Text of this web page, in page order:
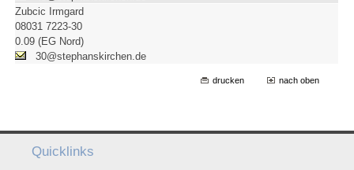
Zubcic Irmgard
08031 7223-30
0.09 (EG Nord)
30@stephanskirchen.de
drucken nach oben
Quicklinks